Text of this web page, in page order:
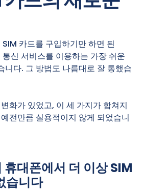
카드를 구입하기만 하면 된
신 서비스를 이용하는 가장 쉬운
니다. 그 방법도 나름대로 잘 통했습
화가 있었고, 이 세 가지가 합쳐지
전만큼 실용적이지 않게 되었습니
휴대폰에서 더 이상 SIM
습니다